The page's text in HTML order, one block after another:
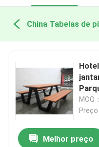
China Tabelas de
livre
MOQ
Melhor preço